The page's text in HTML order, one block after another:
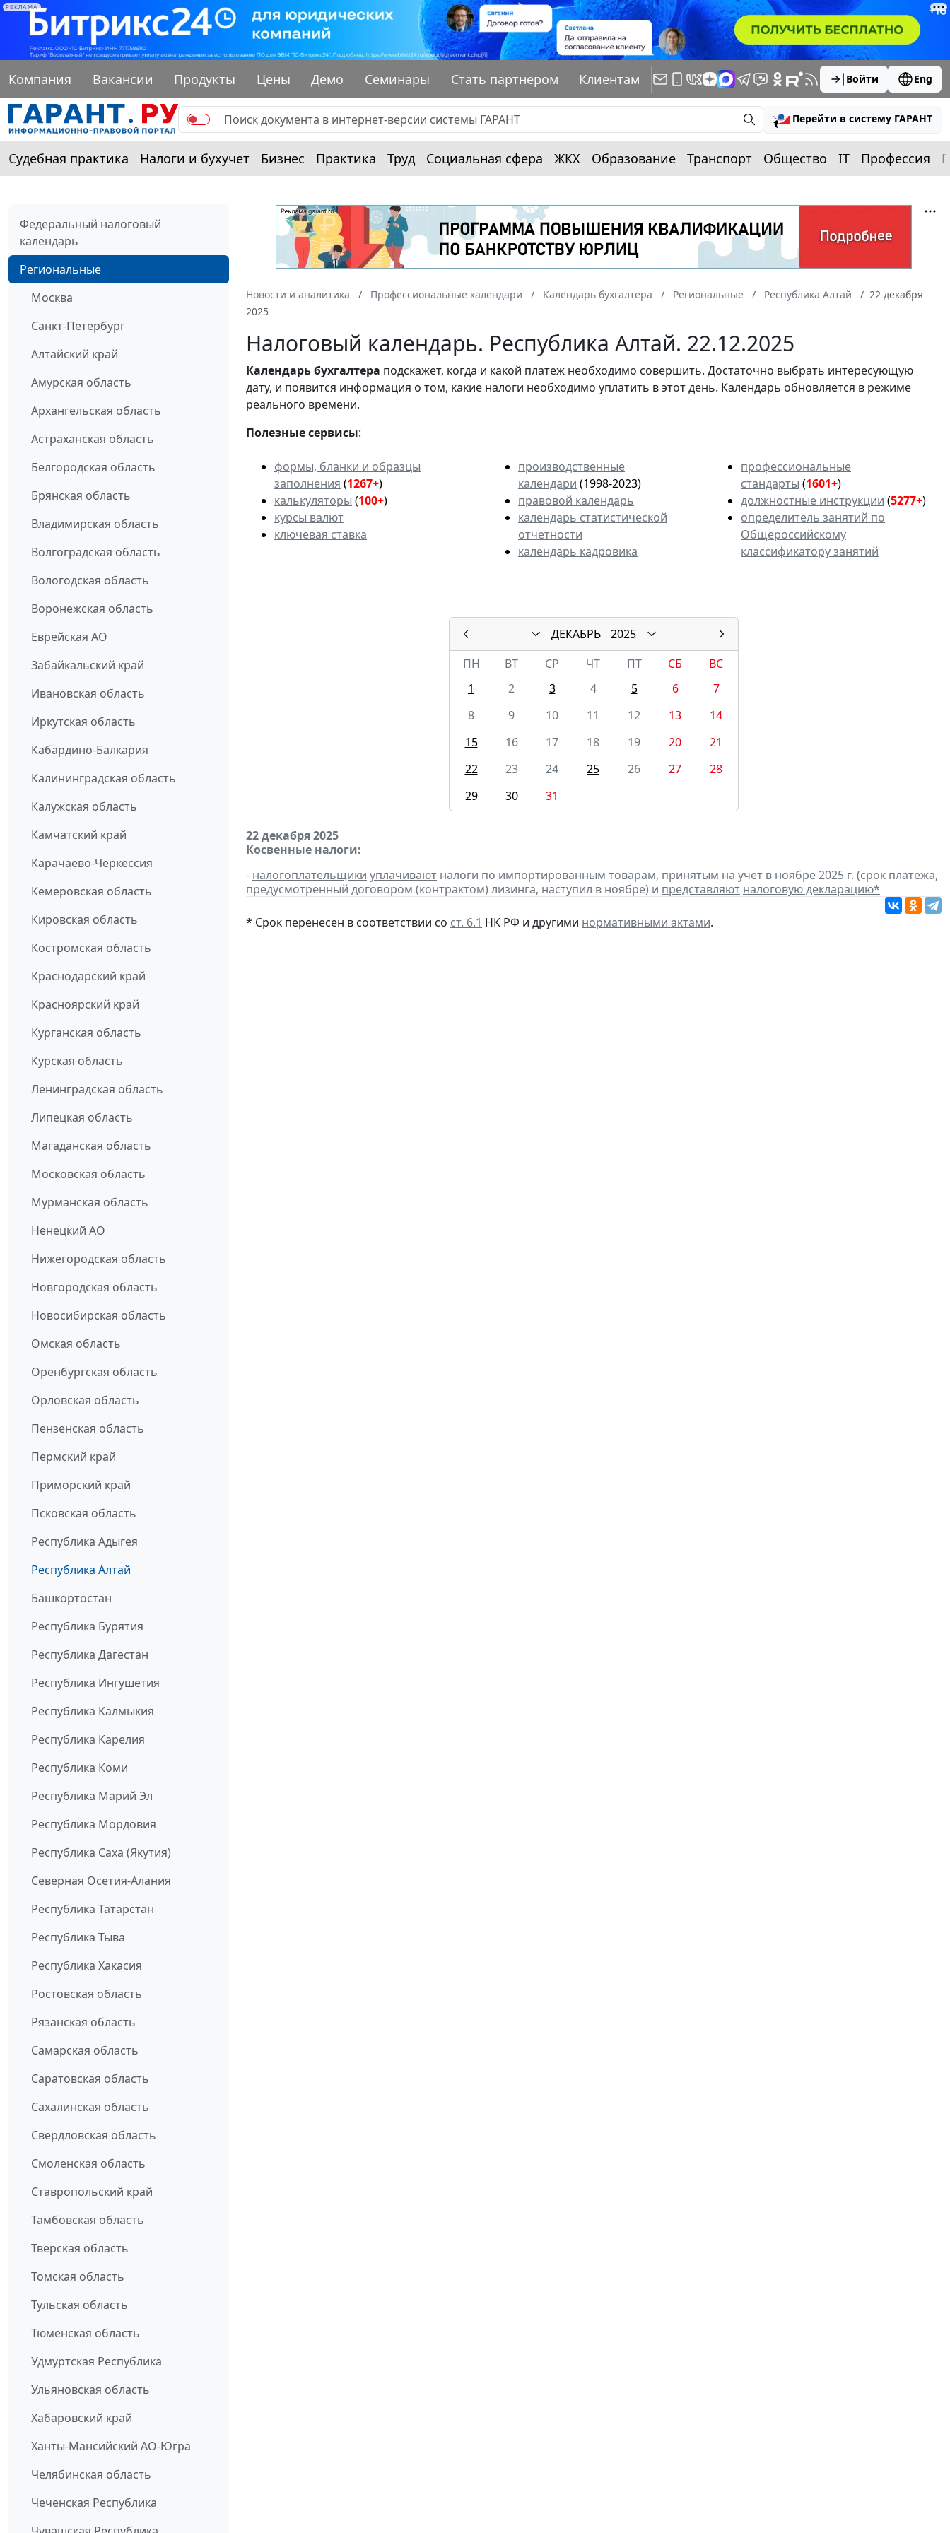
РЕКЛАМА
Компания Вакансии Продукты Цены Демо Семинары Стать партнером Клиентам Войти Eng
Перейти в систему ГАРАНТ
Судебная практика Налоги и бухучет Бизнес Практика Труд Социальная сфера ЖКХ Образование Транспорт Общество IT Профессия
Федеральный налоговый
календарь
Региональные
Москва
Санкт-Петербург
Алтайский край
Амурская область
Архангельская область
Астраханская область
Белгородская область
Брянская область
Владимирская область
Волгоградская область
Вологодская область
Воронежская область
Еврейская АО
Забайкальский край
Ивановская область
Иркутская область
Кабардино-Балкария
Калининградская область
Калужская область
Камчатский край
Карачаево-Черкессия
Кемеровская область
Кировская область
Костромская область
Краснодарский край
Красноярский край
Курганская область
Курская область
Ленинградская область
Липецкая область
Магаданская область
Московская область
Мурманская область
Ненецкий АО
Нижегородская область
Новгородская область
Новосибирская область
Омская область
Оренбургская область
Орловская область
Пензенская область
Пермский край
Приморский край
Псковская область
Республика Адыгея
Республика Алтай
Башкортостан
Республика Бурятия
Республика Дагестан
Республика Ингушетия
Республика Калмыкия
Республика Карелия
Республика Коми
Республика Марий Эл
Республика Мордовия
Республика Саха (Якутия)
Северная Осетия-Алания
Республика Татарстан
Республика Тыва
Республика Хакасия
Ростовская область
Рязанская область
Самарская область
Саратовская область
Сахалинская область
Свердловская область
Смоленская область
Ставропольский край
Тамбовская область
Тверская область
Томская область
Тульская область
Тюменская область
Удмуртская Республика
Ульяновская область
Хабаровский край
Ханты-Мансийский АО-Югра
Челябинская область
Чеченская Республика
Новости и аналитика Профессиональные календари Календарь бухгалтера Региональные Республика Алтай
22 декабря
2025
Налоговый календарь. Республика Алтай. 22.12.2025
Календарьбухгалтера подскажет, когда и какой платеж необходимо совершить. Достаточно выбрать интересующую
дату, и появится информация о том, какие налоги необходимо уплатить в этот день. Календарь обновляется в режиме
реального времени.
Полезные сервисы:
формы, бланки и образцы
заполнения (1267+)
калькуляторы (100+)
курсы валют
ключевая ставка
производственные
календари (1998-2023)
правовой календарь
календарь статистической
отчетности
календарь кадровика
профессиональные
стандарты (1601+)
должностные инструкции (5277+)
определитель занятий по
Общероссийскому
классификатору занятий
ДЕКАБРЬ
2025
ПН
ВТ СР ЧТ ПТ СБ
ВС
1
2 3 4 5 6
7
8
9 10 11 12 13
14
15
16 17 18 19 20
21
22
23 24 25 26 27
28
29
30 31
22 декабря 2025
Косвенные налоги:
- налогоплательщики уплачивают налоги по импортированным товарам, принятым на учет в ноябре 2025 г. (срок платежа,
предусмотренный договором (контрактом) лизинга, наступил в ноябре) и представляют налоговую декларацию*
* Срок перенесен в соответствии со ст. 6.1 НК РФ и другими нормативными актами.